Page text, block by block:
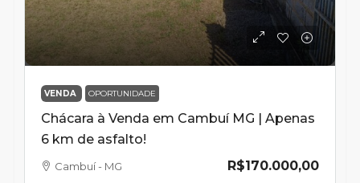
VENDA OPORTUNIDADE
Chácara à Venda em Cambuí MG | Apenas
6 km de asfalto!
R$170.000,00
Cambuí - MG